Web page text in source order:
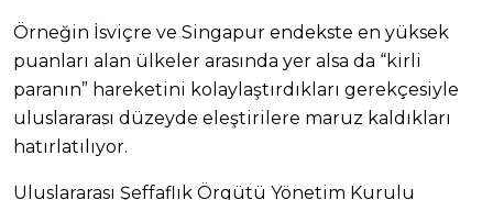
Örneğin İsviçre ve Singapur endekste en yüksek
puanları alan ülkeler arasında yer alsa da “kirli
paranın” hareketini kolaylaştırdıkları gerekçesiyle
uluslararası düzeyde eleştirilere maruz kaldıkları
hatırlatılıyor.
Uluslararası Şeffaflık Örgütü Yönetim Kurulu